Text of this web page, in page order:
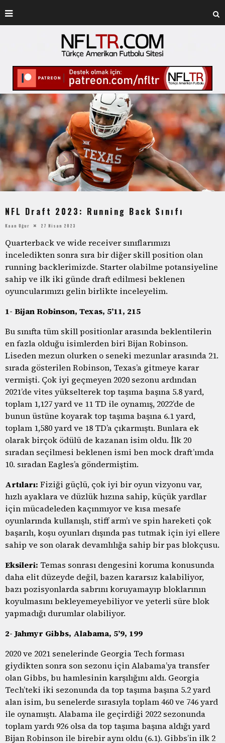
NFL Draft 2023: Running Back Sınıfı
Kaan Uğur 27 Nisan 2023
Quarterback ve wide receiver sınıflarımızı
inceledikten sonra sıra bir diğer skill position olan
running backlerimizde. Starter olabilme potansiyeline
sahip ve ilk iki günde draft edilmesi beklenen
oyuncularımızı gelin birlikte inceleyelim.
1- Bijan Robinson, Texas, 5’11, 215
Bu sınıfta tüm skill positionlar arasında beklentilerin
en fazla olduğu isimlerden biri Bijan Robinson.
Liseden mezun olurken o seneki mezunlar arasında 21.
sırada gösterilen Robinson, Texas’a gitmeye karar
vermişti. Çok iyi geçmeyen 2020 sezonu ardından
2021’de vites yükselterek top taşıma başına 5.8 yard,
toplam 1,127 yard ve 11 TD ile oynamış, 2022’de de
bunun üstüne koyarak top taşıma başına 6.1 yard,
toplam 1,580 yard ve 18 TD’a çıkarmıştı. Bunlara ek
olarak birçok ödülü de kazanan isim oldu. İlk 20
sıradan seçilmesi beklenen ismi ben mock draft’ımda
10. sıradan Eagles’a göndermiştim.
Artıları: Fiziği güçlü, çok iyi bir oyun vizyonu var,
hızlı ayaklara ve düzlük hızına sahip, küçük yardlar
için mücadeleden kaçınmıyor ve kısa mesafe
oyunlarında kullanışlı, stiff arm’ı ve spin hareketi çok
başarılı, koşu oyunları dışında pas tutmak için iyi ellere
sahip ve son olarak devamlılığa sahip bir pas blokçusu.
Eksileri: Temas sonrası dengesini koruma konusunda
daha elit düzeyde değil, bazen kararsız kalabiliyor,
bazı pozisyonlarda sabrını koruyamayıp bloklarının
koyulmasını bekleyemeyebiliyor ve yeterli süre blok
yapmadığı durumlar olabiliyor.
2- Jahmyr Gibbs, Alabama, 5’9, 199
2020 ve 2021 senelerinde Georgia Tech forması
giydikten sonra son sezonu için Alabama’ya transfer
olan Gibbs, bu hamlesinin karşılığını aldı. Georgia
Tech’teki iki sezonunda da top taşıma başına 5.2 yard
alan isim, bu senelerde sırasıyla toplam 460 ve 746 yard
ile oynamıştı. Alabama ile geçirdiği 2022 sezonunda
toplam yardı 926 olsa da top taşıma başına aldığı yard
Bijan Robinson ile birebir aynı oldu (6.1). Gibbs’in ilk 2